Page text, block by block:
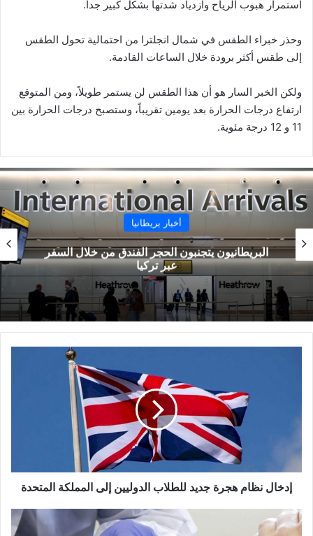
استمرار هبوب الرياح وازدياد شدتها بشكل كبير جداً.
وحذر خبراء الطقس في شمال انجلترا من احتمالية تحول الطقس
إلى طقس أكثر برودة خلال الساعات القادمة.
ولكن الخبر السار هو أن هذا الطقس لن يستمر طويلاً، ومن المتوقع
ارتفاع درجات الحرارة بعد يومين تقريباً، وستصبح درجات الحرارة بين
11 و 12 درجة مئوية.
أخبار بريطانيا
البريطانيون يتجنبون الحجر الفندق من خلال السفر
عبر تركيا
المملكة
المتحدة
إدخال نظام هجرة جديد للطلاب الدوليين إلى المملكة المتحدة
ما
هو